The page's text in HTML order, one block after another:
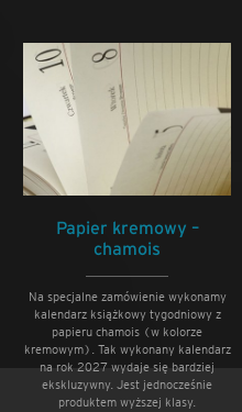
Papier kremowy –
chamois
Na specjalne zamówienie wykonamy
kalendarz książkowy tygodniowy z
papieru chamois (w kolorze
kremowym). Tak wykonany kalendarz
na rok 2027 wydaje się bardziej
ekskluzywny. Jest jednocześnie
produktem wyższej klasy.